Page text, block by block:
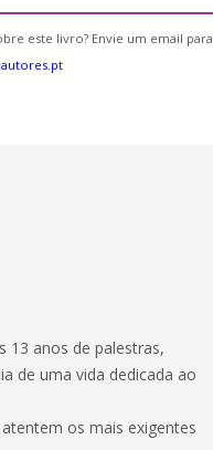
este livro? Envie um email para
13 anos de palestras,
de uma vida dedicada ao
os mais exigentes